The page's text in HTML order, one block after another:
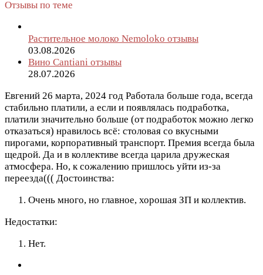
Отзывы по теме
Растительное молоко Nemoloko отзывы
03.08.2026
Вино Cantiani отзывы
28.07.2026
Евгений 26 марта, 2024 год Работала больше года, всегда
стабильно платили, а если и появлялась подработка,
платили значительно больше (от подработок можно легко
отказаться) нравилось всё: столовая со вкусными
пирогами, корпоративный транспорт. Премия всегда была
щедрой. Да и в коллективе всегда царила дружеская
атмосфера. Но, к сожалению пришлось уйти из-за
переезда((( Достоинства:
Очень много, но главное, хорошая ЗП и коллектив.
Недостатки:
Нет.